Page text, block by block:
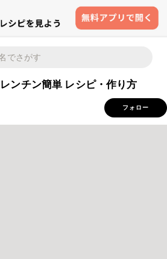
ンチン簡単 レシピ・作り方
フォロー